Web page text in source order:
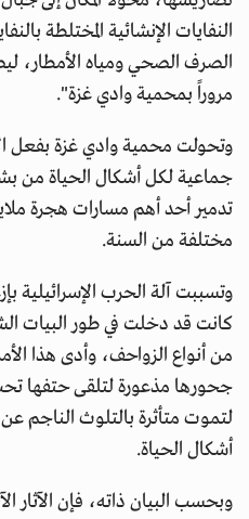
النفايات الإنشائية المختلطة
الصرف الصحي ومياه الأمطار،
مروراً بمحمية وادي غزة".
وتحولت محمية وادي غزة بفعل
جماعية لكل أشكال الحياة من
تدمير أحد أهم مسارات هجرة
مختلفة من السنة.
وتسببت آلة الحرب الإسرائيلية
كانت قد دخلت في طور البيات
من أنواع الزواحف، وأدى هذا
جحورها مذعورة لتلقى حتفها تحت
لتموت متأثرة بالتلوث الناجم
أشكال الحياة.
وبحسب البيان ذاته، فإن الآثار